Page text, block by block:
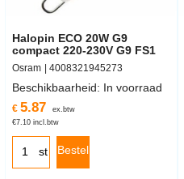
Halopin ECO 20W G9
compact 220-230V G9 FS1
€ 5.87
ex.btw
€7.10 incl.btw
Osram 4008321945273
Beschikbaarheid: In voorraad
st Bestel